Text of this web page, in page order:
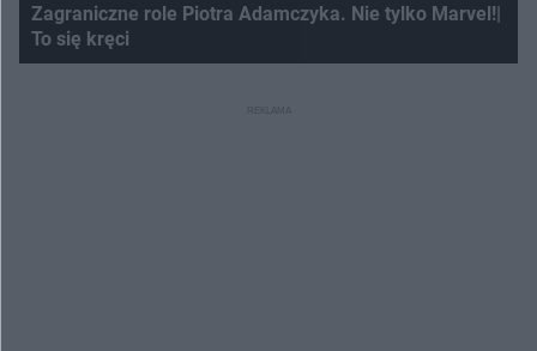
Zagraniczne role Piotra Adamczyka. Nie tylko Marvel!|
To się kręci